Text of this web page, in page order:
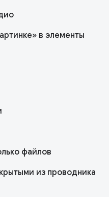
в элементы
файлов
из проводника